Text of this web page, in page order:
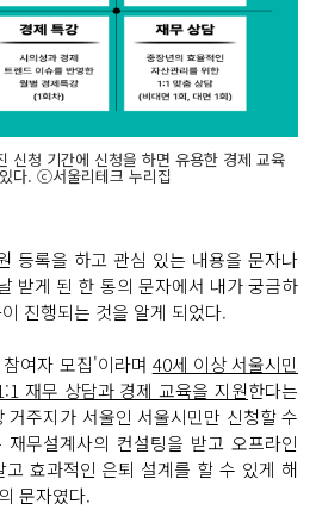
신청 기간에 신청을 하면 유용한 경제 교육
다. ⓒ서울리테크 누리집
등록을 하고 관심 있는 내용을 문자나
받게 된 한 통의 문자에서 내가 궁금하
진행되는 것을 알게 되었다.
여자 모집'이라며 40세 이상 서울시민
재무 상담과 경제 교육을 지원한다는
거주지가 서울인 서울시민만 신청할 수
무설계사의 컨설팅을 받고 오프라인
효과적인 은퇴 설계를 할 수 있게 해
문자였다.